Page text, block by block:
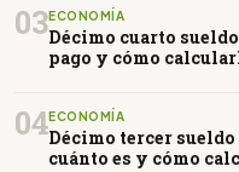
03ECONOMÍA
Décimo cuarto
pago y cómo
04ECONOMÍA
Décimo tercer sueldo
cuánto es y cómo